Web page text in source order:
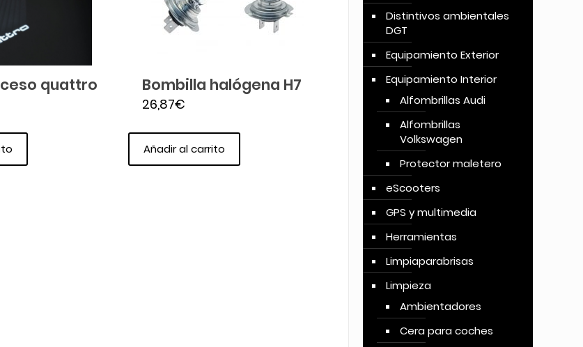
quattro Bombilla halógena H7
26,87€
Añadir al carrito
Distintivos ambientales
DGT
Equipamiento Exterior
Equipamiento Interior
Alfombrillas Audi
Alfombrillas
Volkswagen
Protector maletero
eScooters
GPS y multimedia
Herramientas
Limpiaparabrisas
Limpieza
Ambientadores
Cera para coches